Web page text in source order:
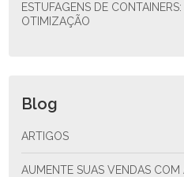
ESTUFAGENS DE CONTAINERS: O GUIA COMPLETO PARA
OTIMIZAÇÃO
Blog
ARTIGOS
AUMENTE SUAS VENDAS COM A CAIXA DE MADEIRA TIPO